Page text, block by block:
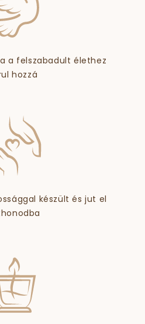
a felszabadult élethez
hozzá
készült és jut el